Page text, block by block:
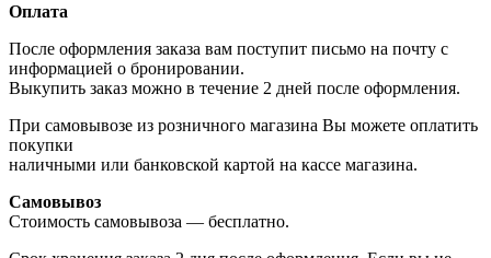
Оплата
После оформления заказа вам поступит письмо на почту с
информацией о бронировании.
Выкупить заказ можно в течение 2 дней после оформления.
При самовывозе из розничного магазина Вы можете оплатить
покупки
наличными или банковской картой на кассе магазина.
Самовывоз
Стоимость самовывоза — бесплатно.